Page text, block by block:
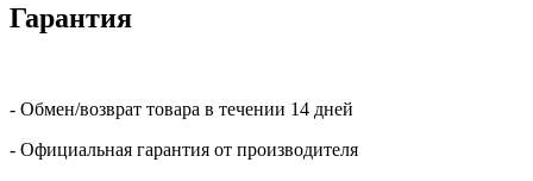
Гарантия
- Обмен/возврат товара в течении 14 дней
- Официальная гарантия от производителя